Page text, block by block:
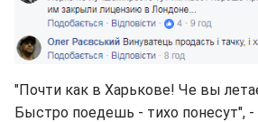
"Почти как в Харькове! Че вы
Быстро поедешь - тихо понесут", -